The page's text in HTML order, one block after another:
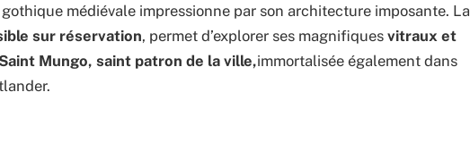
médiévale impressionne par son architecture imposante. La
sur réservation, permet d’explorer ses magnifiques vitraux et
Mungo, saint patron de la ville,immortalisée également dans